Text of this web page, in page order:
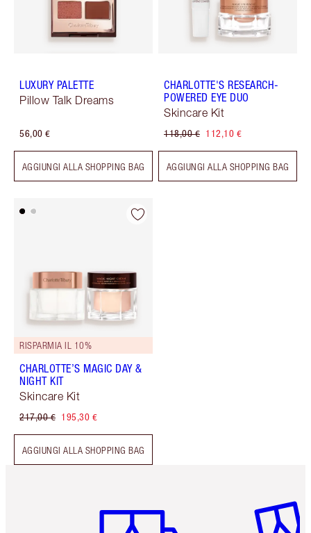
LUXURY PALETTE
Pillow Talk Dreams
56,00 €
AGGIUNGI ALLA SHOPPING BAG
CHARLOTTE'S RESEARCH-
POWERED EYE DUO
Skincare Kit
118,00 € 112,10 €
AGGIUNGI ALLA SHOPPING BAG
RISPARMIA IL 10%
CHARLOTTE’S MAGIC DAY &
NIGHT KIT
Skincare Kit
217,00 € 195,30 €
AGGIUNGI ALLA SHOPPING BAG